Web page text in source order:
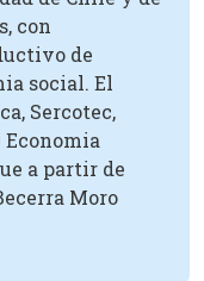
con
de
social. El
Sercotec,
a partir de
Moro